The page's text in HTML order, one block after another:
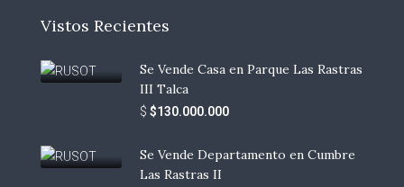
Vistos Recientes
Se Vende Casa en Parque Las Rastras
III Talca
$ $130.000.000
Se Vende Departamento en Cumbre
Las Rastras II